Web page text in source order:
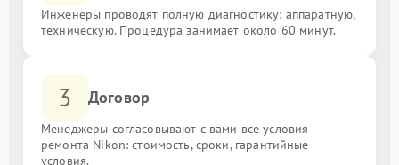
Инженеры проводят полную диагностику: аппаратную,
техническую. Процедура занимает около 60 минут.
3 Договор
Менеджеры согласовывают с вами все условия
ремонта Nikon: стоимость, сроки, гарантийные
условия.